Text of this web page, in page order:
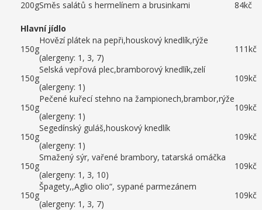
200gSměs salátů s hermelínem a brusinkami 84kč
Hlavní jídlo
150g
Hovězí plátek na pepři,houskový knedlík,rýže
(alergeny: 1, 3, 7)
111kč
150g
Selská vepřová plec,bramborový knedlík,zelí
(alergeny: 1)
109kč
150g
Pečené kuřecí stehno na žampionech,brambor,rýže
(alergeny: 1)
109kč
150g
Segedínský guláš,houskový knedlík
(alergeny: 1)
109kč
150g
Smažený sýr, vařené brambory, tatarská omáčka
(alergeny: 1, 3, 10)
109kč
150g
Špagety,,Aglio olio“, sypané parmezánem
(alergeny: 1, 3, 7)
109kč